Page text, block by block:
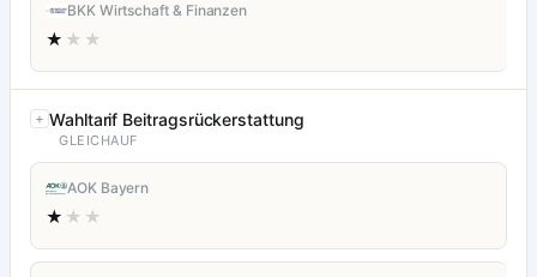
BKK Wirtschaft & Finanzen
★ ★★
Wahltarif Beitragsrückerstattung
GLEICHAUF
AOK Bayern
★ ★★